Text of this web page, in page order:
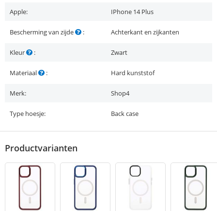
Apple: IPhone 14 Plus
Bescherming van zijde : Achterkant en zijkanten
Kleur : Zwart
Materiaal : Hard kunststof
Merk: Shop4
Type hoesje: Back case
Productvarianten